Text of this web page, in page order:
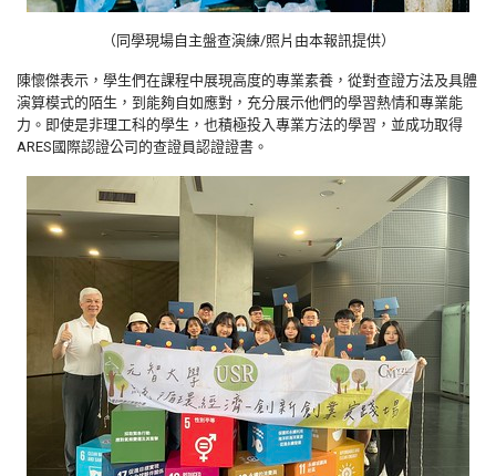
（同學現場自主盤查演練/照片由本報訊提供）
陳懷傑表示，學生們在課程中展現高度的專業素養，從對查證方法及具體
演算模式的陌生，到能夠自如應對，充分展示他們的學習熱情和專業能
力。即使是非理工科的學生，也積極投入專業方法的學習，並成功取得
ARES國際認證公司的查證員認證證書。